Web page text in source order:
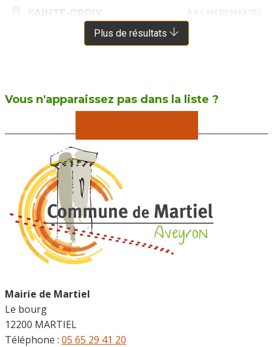
SAINTE-CROIX À 4.5 KM DE MARTIEL
Plus de résultats
Vous n'apparaissez pas dans la liste ?
Mairie de Martiel
Le bourg
12200 MARTIEL
Téléphone : 05 65 29 41 20